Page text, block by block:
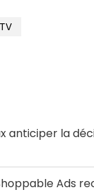
anticiper la
Ads